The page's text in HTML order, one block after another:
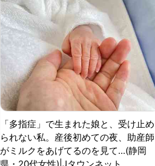
「多指症」で生まれた娘と、受け止め
られない私。産後初めての夜、助産師
がミルクをあげてるのを見て...(静岡